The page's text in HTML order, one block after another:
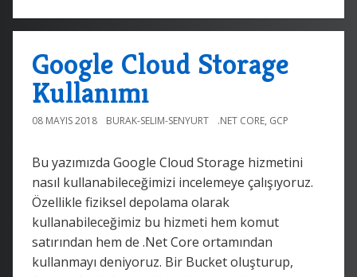
Google Cloud Storage
Kullanımı
08 MAYIS 2018 BURAK-SELIM-SENYURT .NET CORE, GCP
Bu yazımızda Google Cloud Storage hizmetini
nasıl kullanabileceğimizi incelemeye çalışıyoruz.
Özellikle fiziksel depolama olarak
kullanabileceğimiz bu hizmeti hem komut
satırından hem de .Net Core ortamından
kullanmayı deniyoruz. Bir Bucket oluşturup,